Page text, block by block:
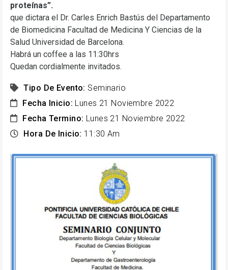
proteínas”.
que dictara el Dr. Carles Enrich Bastús del Departamento
de Biomedicina Facultad de Medicina Y Ciencias de la
Salud Universidad de Barcelona.
Habrá un coffee a las 11:30hrs
Quedan cordialmente invitados.
Tipo De Evento: Seminario
Fecha Inicio: Lunes 21 Noviembre 2022
Fecha Termino: Lunes 21 Noviembre 2022
Hora De Inicio: 11:30 Am